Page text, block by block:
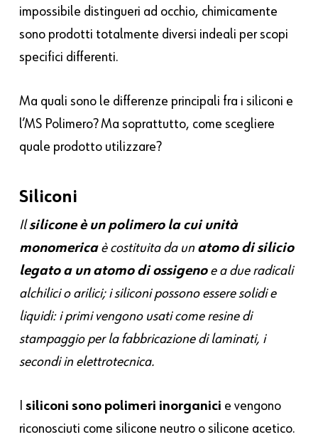
impossibile distingueri ad occhio, chimicamente
sono prodotti totalmente diversi indeali per scopi
specifici differenti.
Ma quali sono le differenze principali fra i siliconi e
l’MS Polimero? Ma soprattutto, come scegliere
quale prodotto utilizzare?
Siliconi
Ilsilicone è un polimero la cui unità
monomericaè costituita da un atomo di silicio
legato a un atomo di ossigenoe a due radicali
alchilici o arilici; i siliconi possono essere solidi e
liquidi: i primi vengono usati come resine di
stampaggio per la fabbricazione di laminati, i
secondi in elettrotecnica.
Isiliconi sono polimeri inorganici e vengono
riconosciuti come silicone neutro o silicone acetico.